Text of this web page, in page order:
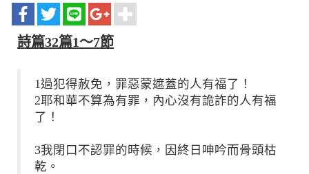
詩篇32篇1～7節
1過犯得赦免，罪惡蒙遮蓋的人有福了！
2耶和華不算為有罪，內心沒有詭詐的人有福
了！
3我閉口不認罪的時候，因終日呻吟而骨頭枯
乾。